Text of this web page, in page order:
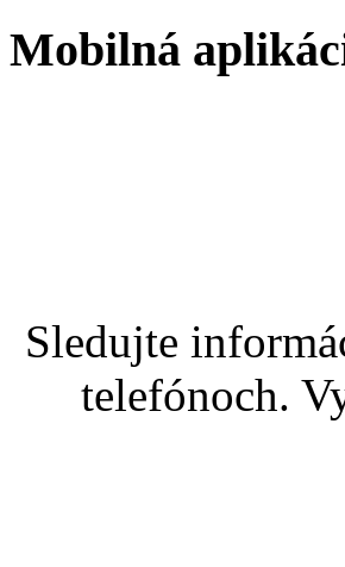
Mobilná
Sledujte
telefónoch.